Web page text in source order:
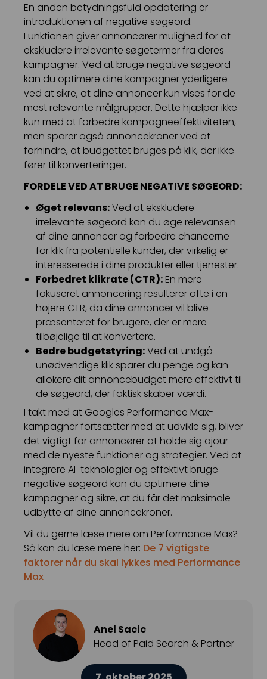
En anden betydningsfuld opdatering er
introduktionen af negative søgeord.
Funktionen giver annoncører mulighed for at
ekskludere irrelevante søgetermer fra deres
kampagner. Ved at bruge negative søgeord
kan du optimere dine kampagner yderligere
ved at sikre, at dine annoncer kun vises for de
mest relevante målgrupper. Dette hjælper ikke
kun med at forbedre kampagneeffektiviteten,
men sparer også annoncekroner ved at
forhindre, at budgettet bruges på klik, der ikke
fører til konverteringer.
FORDELE VED AT BRUGE NEGATIVE SØGEORD:
Øget relevans:Ved at ekskludere
irrelevante søgeord kan du øge relevansen
af dine annoncer og forbedre chancerne
for klik fra potentielle kunder, der virkelig er
interesserede i dine produkter eller tjenester.
Forbedret klikrate (CTR):En mere
fokuseret annoncering resulterer ofte i en
højere CTR, da dine annoncer vil blive
præsenteret for brugere, der er mere
tilbøjelige til at konvertere.
Bedre budgetstyring:Ved at undgå
unødvendige klik sparer du penge og kan
allokere dit annoncebudget mere effektivt til
de søgeord, der faktisk skaber værdi.
I takt med at Googles Performance Max-
kampagner fortsætter med at udvikle sig, bliver
det vigtigt for annoncører at holde sig ajour
med de nyeste funktioner og strategier. Ved at
integrere AI-teknologier og effektivt bruge
negative søgeord kan du optimere dine
kampagner og sikre, at du får det maksimale
udbytte af dine annoncekroner.
Vil du gerne læse mere om Performance Max?
Så kan du læse mere her: De 7 vigtigste
faktorer når du skal lykkes med Performance
Max
Anel Sacic
Head of Paid Search & Partner